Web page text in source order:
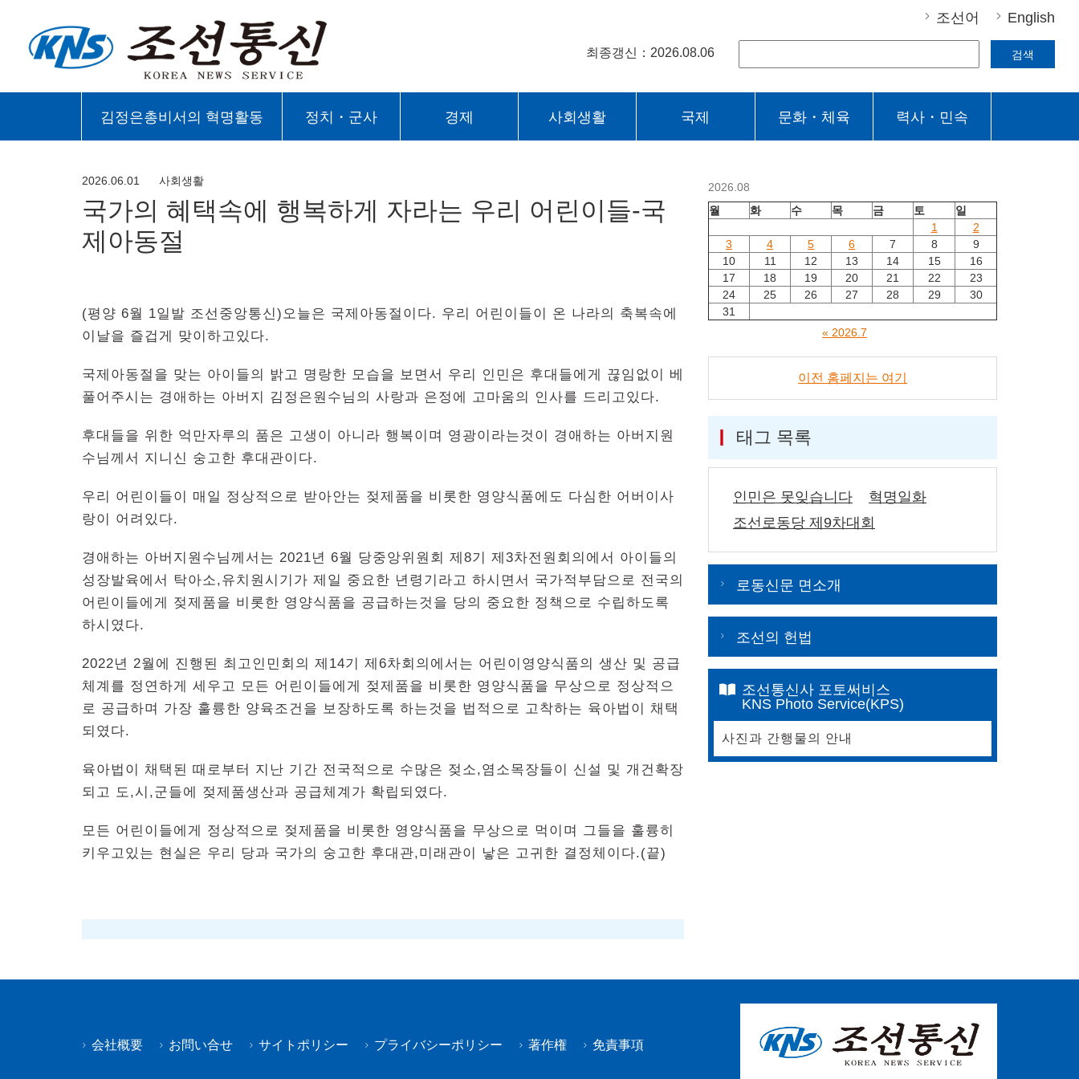
조선어 English
최종갱신：2026.08.06 검색
김정은총비서의 혁명활동 정치・군사 경제 사회생활 국제 문화・체육 력사・민속
2026.06.01 사회생활
국가의 혜택속에 행복하게 자라는 우리 어린이들-국
제아동절
(평양 6월 1일발 조선중앙통신)오늘은 국제아동절이다. 우리 어린이들이 온 나라의 축복속에
이날을 즐겁게 맞이하고있다.
국제아동절을 맞는 아이들의 밝고 명랑한 모습을 보면서 우리 인민은 후대들에게 끊임없이 베
풀어주시는 경애하는 아버지 김정은원수님의 사랑과 은정에 고마움의 인사를 드리고있다.
후대들을 위한 억만자루의 품은 고생이 아니라 행복이며 영광이라는것이 경애하는 아버지원
수님께서 지니신 숭고한 후대관이다.
우리 어린이들이 매일 정상적으로 받아안는 젖제품을 비롯한 영양식품에도 다심한 어버이사
랑이 어려있다.
경애하는 아버지원수님께서는 2021년 6월 당중앙위원회 제8기 제3차전원회의에서 아이들의
성장발육에서 탁아소,유치원시기가 제일 중요한 년령기라고 하시면서 국가적부담으로 전국의
어린이들에게 젖제품을 비롯한 영양식품을 공급하는것을 당의 중요한 정책으로 수립하도록
하시였다.
2022년 2월에 진행된 최고인민회의 제14기 제6차회의에서는 어린이영양식품의 생산 및 공급
체계를 정연하게 세우고 모든 어린이들에게 젖제품을 비롯한 영양식품을 무상으로 정상적으
로 공급하며 가장 훌륭한 양육조건을 보장하도록 하는것을 법적으로 고착하는 육아법이 채택
되였다.
육아법이 채택된 때로부터 지난 기간 전국적으로 수많은 젖소,염소목장들이 신설 및 개건확장
되고 도,시,군들에 젖제품생산과 공급체계가 확립되였다.
모든 어린이들에게 정상적으로 젖제품을 비롯한 영양식품을 무상으로 먹이며 그들을 훌륭히
키우고있는 현실은 우리 당과 국가의 숭고한 후대관,미래관이 낳은 고귀한 결정체이다.(끝)
2026.08
월
화 수 목 금 토
일
1
2
3
4 5 6 7 8
9
10
11 12 13 14 15
16
17
18 19 20 21 22
23
24
25 26 27 28 29
30
31
« 2026.7
이전 홈페지는 여기
태그 목록
인민은 못잊습니다
혁명일화
조선로동당 제9차대회
로동신문 면소개
조선의 헌법
조선통신사 포토써비스
KNS Photo Service(KPS)
사진과 간행물의 안내
会社概要 お問い合せ サイトポリシー プライバシーポリシー 著作権 免責事項